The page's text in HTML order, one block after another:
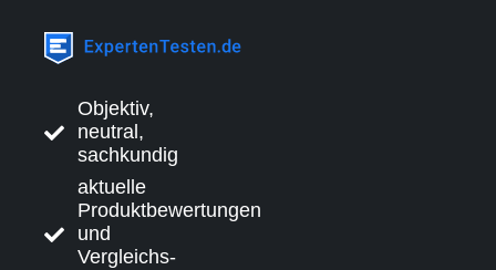
Objektiv,
neutral,
sachkundig
aktuelle
Produktbewertungen
und
Vergleichs-